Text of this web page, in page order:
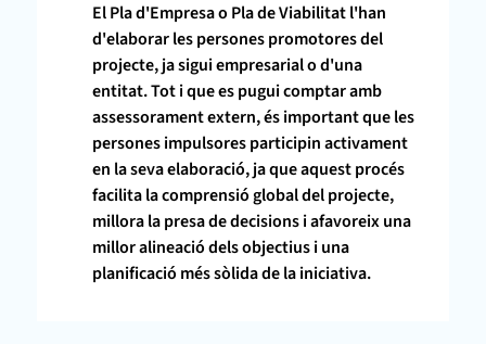
El Pla d'Empresa o Pla de Viabilitat l'han
d'elaborar les persones promotores del
projecte, ja sigui empresarial o d'una
entitat. Tot i que es pugui comptar amb
assessorament extern, és important que les
persones impulsores participin activament
en la seva elaboració, ja que aquest procés
facilita la comprensió global del projecte,
millora la presa de decisions i afavoreix una
millor alineació dels objectius i una
planificació més sòlida de la iniciativa.